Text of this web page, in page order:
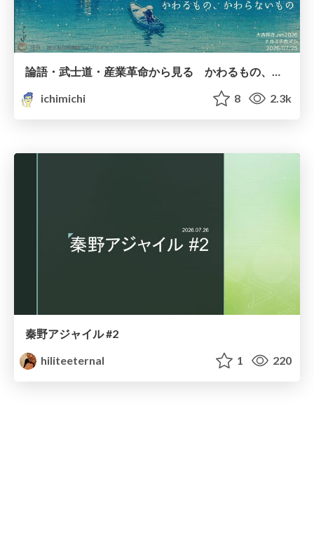
論語・武士道・産業革命から見る かわるもの、かわらないもの
ichimichi
8 2.3k
秦野アジャイル #2
hiliteeternal
1 220